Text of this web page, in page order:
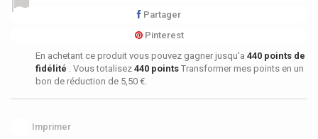
Partager
Pinterest
En achetant ce produit vous pouvez gagner jusqu'a 440 points de
fidélité
. Vous totalisez 440 points Transformer mes points en un
bon de réduction de 5,50 €
Imprimer